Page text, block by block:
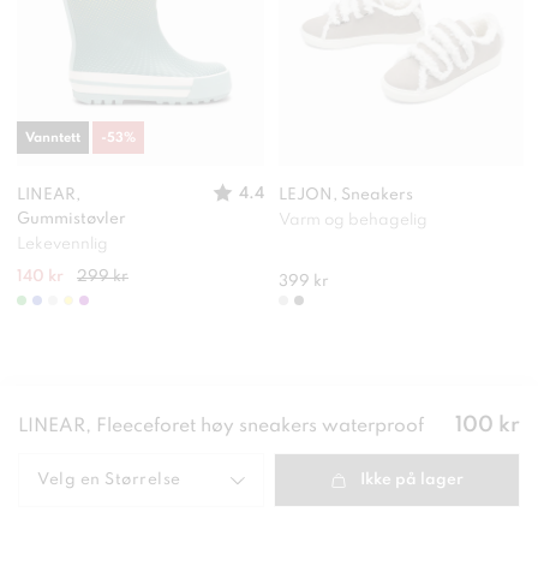
LINEAR,
Gummistøvler
4.4
Lekevennlig
140 kr 299 kr
Vanntett -53%
LEJON, Sneakers
Varm og behagelig
399 kr
LINEAR, Fleeceforet høy sneakers waterproof Pris:
100 kr
Velg en Størrelse Ikke på lager